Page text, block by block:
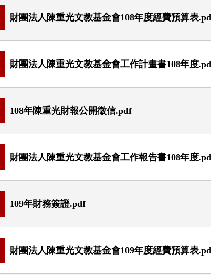
財團法人陳重光文教基金會108年度經費預算表
財團法人陳重光文教基金會工作計畫書108年度
108年陳重光財報公開徵信.pdf
財團法人陳重光文教基金會工作報告書108年度
109年財務簽證.pdf
財團法人陳重光文教基金會109年度經費預算表